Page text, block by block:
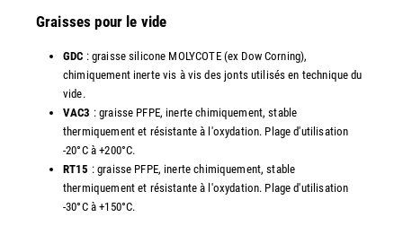
Graisses pour le vide
GDC : graisse silicone MOLYCOTE (ex Dow Corning),
chimiquement inerte vis à vis des jonts utilisés en technique du
vide.
VAC3 : graisse PFPE, inerte chimiquement, stable
thermiquement et résistante à l'oxydation. Plage d'utilisation
-20°C à +200°C.
RT15 : graisse PFPE, inerte chimiquement, stable
thermiquement et résistante à l'oxydation. Plage d'utilisation
-30°C à +150°C.